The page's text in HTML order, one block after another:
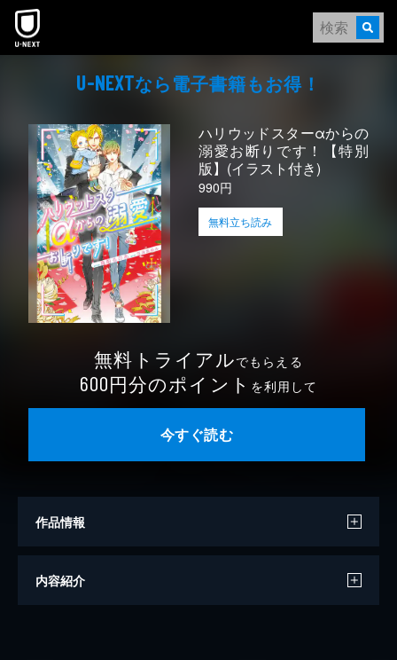
本文へスキップ
U-NEXTなら電⼦書籍もお得！
ハリウッドスターαからの
溺愛お断りです！【特別
版】(イラスト付き)
990円
無料立ち読み
無料トライアルでもらえる
600円分のポイント を利用して
今すぐ読む
作品情報
著者
内容紹介